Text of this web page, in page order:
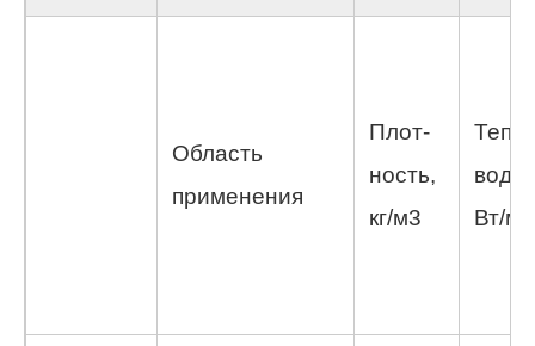
Область
применения
Плот-
ность,
кг/м3
Вт/